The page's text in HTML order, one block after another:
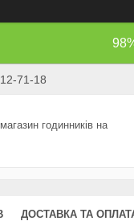
71-18
магазин годинників на
ДОСТАВКА ТА